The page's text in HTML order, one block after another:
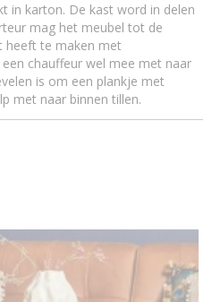
in karton. De kast word in delen
mag het meubel tot de
heeft te maken met
chauffeur wel mee met naar
is om een plankje met
met naar binnen tillen.